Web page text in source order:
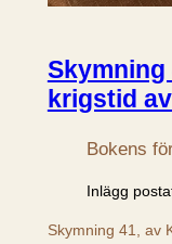
Skymning
krigstid
Bokens
Inlägg
Skymning 41, av